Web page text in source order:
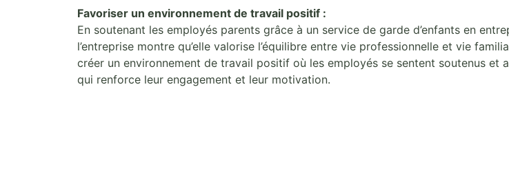
Favoriser un environnement de travail positif :
En soutenant les employés parents grâce à un service de garde d’enfants en
l’entreprise montre qu’elle valorise l’équilibre entre vie professionnelle et vie
créer un environnement de travail positif où les employés se sentent soutenus et
qui renforce leur engagement et leur motivation.